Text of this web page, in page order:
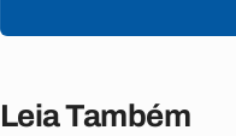
Leia Também